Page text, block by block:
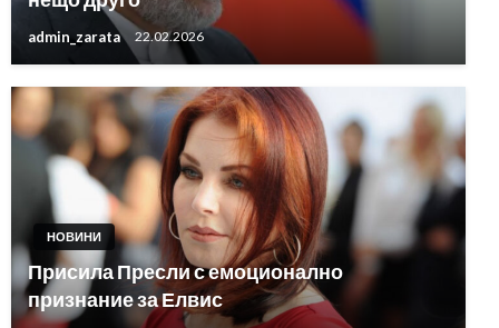
admin_zarata 22.02.2026
НОВИНИ
Присила Пресли с емоционално
признание за Елвис